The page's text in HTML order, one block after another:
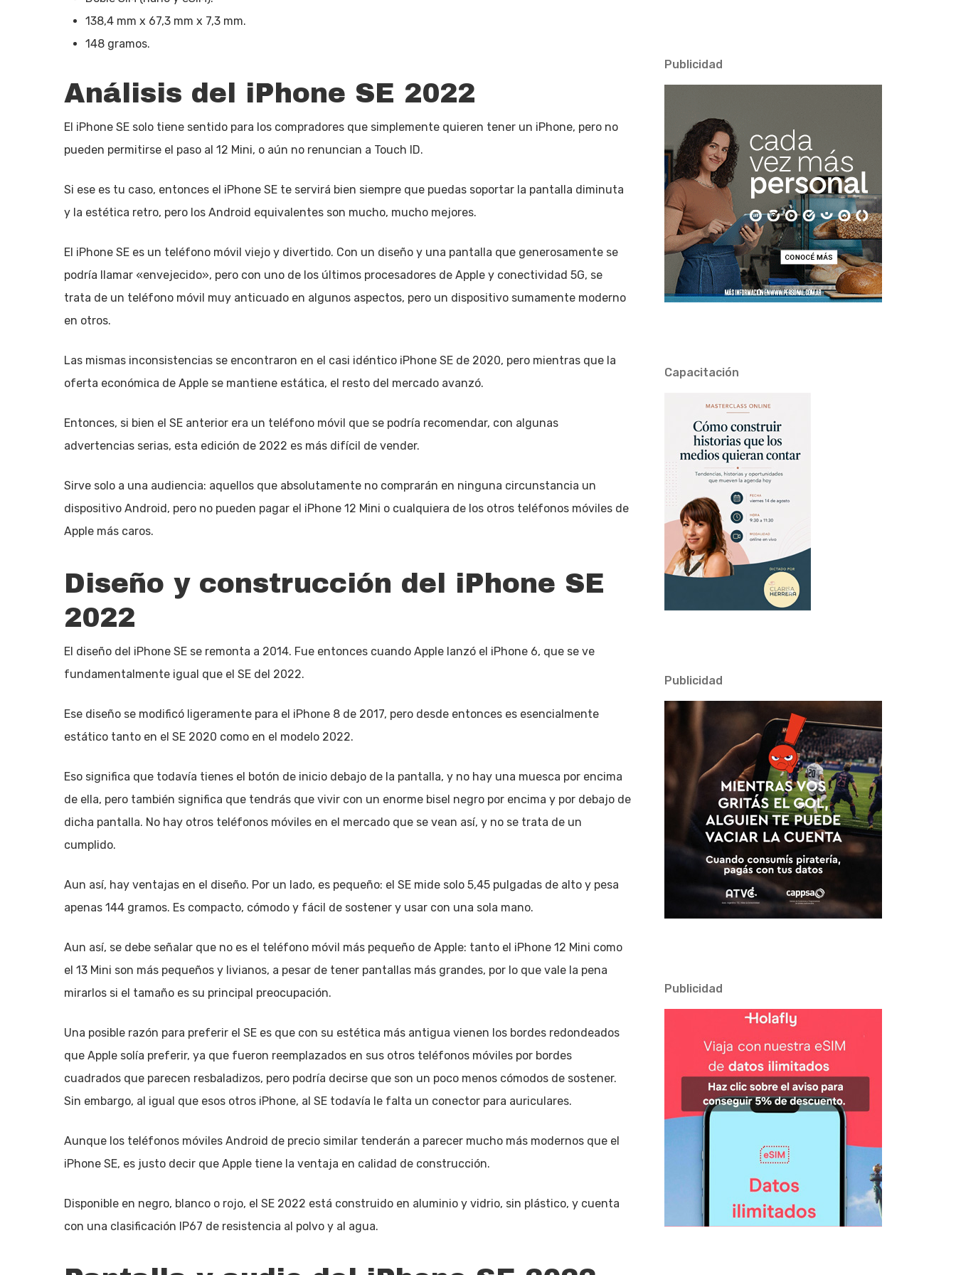
138,4 mm x 67,3 mm x 7,3 mm.
148 gramos.
Análisis del iPhone SE 2022
El iPhone SE solo tiene sentido para los compradores que simplemente quieren tener un iPhone, pero no
pueden permitirse el paso al 12 Mini, o aún no renuncian a Touch ID.
Si ese es tu caso, entonces el iPhone SE te servirá bien siempre que puedas soportar la pantalla diminuta
y la estética retro, pero los Android equivalentes son mucho, mucho mejores.
El iPhone SE es un teléfono móvil viejo y divertido. Con un diseño y una pantalla que generosamente se
podría llamar «envejecido», pero con uno de los últimos procesadores de Apple y conectividad 5G, se
trata de un teléfono móvil muy anticuado en algunos aspectos, pero un dispositivo sumamente moderno
en otros.
Las mismas inconsistencias se encontraron en el casi idéntico iPhone SE de 2020, pero mientras que la
oferta económica de Apple se mantiene estática, el resto del mercado avanzó.
Entonces, si bien el SE anterior era un teléfono móvil que se podría recomendar, con algunas
advertencias serias, esta edición de 2022 es más difícil de vender.
Sirve solo a una audiencia: aquellos que absolutamente no comprarán en ninguna circunstancia un
dispositivo Android, pero no pueden pagar el iPhone 12 Mini o cualquiera de los otros teléfonos móviles de
Apple más caros.
Diseño y construcción del iPhone SE
2022
El diseño del iPhone SE se remonta a 2014. Fue entonces cuando Apple lanzó el iPhone 6, que se ve
fundamentalmente igual que el SE del 2022.
Ese diseño se modificó ligeramente para el iPhone 8 de 2017, pero desde entonces es esencialmente
estático tanto en el SE 2020 como en el modelo 2022.
Eso significa que todavía tienes el botón de inicio debajo de la pantalla, y no hay una muesca por encima
de ella, pero también significa que tendrás que vivir con un enorme bisel negro por encima y por debajo de
dicha pantalla. No hay otros teléfonos móviles en el mercado que se vean así, y no se trata de un
cumplido.
Aun así, hay ventajas en el diseño. Por un lado, es pequeño: el SE mide solo 5,45 pulgadas de alto y pesa
apenas 144 gramos. Es compacto, cómodo y fácil de sostener y usar con una sola mano.
Aun así, se debe señalar que no es el teléfono móvil más pequeño de Apple: tanto el iPhone 12 Mini como
el 13 Mini son más pequeños y livianos, a pesar de tener pantallas más grandes, por lo que vale la pena
mirarlos si el tamaño es su principal preocupación.
Una posible razón para preferir el SE es que con su estética más antigua vienen los bordes redondeados
que Apple solía preferir, ya que fueron reemplazados en sus otros teléfonos móviles por bordes
cuadrados que parecen resbaladizos, pero podría decirse que son un poco menos cómodos de sostener.
Sin embargo, al igual que esos otros iPhone, al SE todavía le falta un conector para auriculares.
Aunque los teléfonos móviles Android de precio similar tenderán a parecer mucho más modernos que el
iPhone SE, es justo decir que Apple tiene la ventaja en calidad de construcción.
Disponible en negro, blanco o rojo, el SE 2022 está construido en aluminio y vidrio, sin plástico, y cuenta
con una clasificación IP67 de resistencia al polvo y al agua.
Publicidad
Capacitación
Publicidad
Publicidad